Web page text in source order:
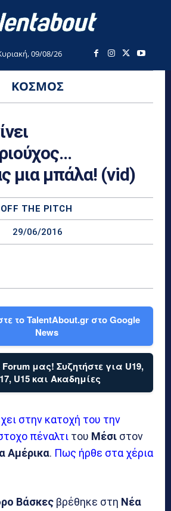
09/08/26
ΚΌΣΜΟΣ
μια μπάλα! (vid)
OFF THE PITCH
29/06/2016
το TalentAbout.gr στο Google
News
μας! Συζητήστε για U19,
U15 και Ακαδημίες
στην κατοχή του την
πέναλτι του Μέσι στον
Αμέρικα. Πως ήρθε στα χέρια
Βάσκες βρέθηκε στη Νέα